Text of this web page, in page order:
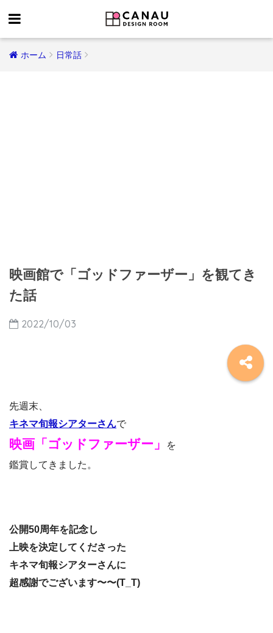
ホーム 日常話
映画館で「ゴッドファーザー」を観てき
た話
2022/10/03
先週末、
キネマ旬報シアターさんで
映画「ゴッドファーザー」
を
鑑賞してきました。
公開50周年を記念し
上映を決定してくださった
キネマ旬報シアターさんに
超感謝でございます〜〜(T_T)